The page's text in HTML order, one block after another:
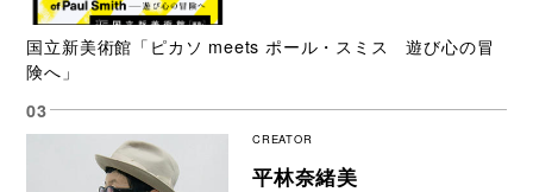
国立新美術館「ピカソ meets ポール・スミス 遊び心の冒
険へ」
CREATOR
平林奈緒美